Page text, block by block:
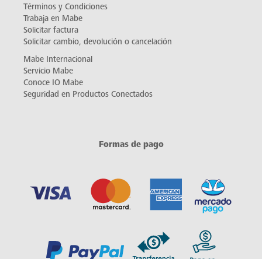
Términos y Condiciones
Trabaja en Mabe
Solicitar factura
Solicitar cambio, devolución o cancelación
Mabe Internacional
Servicio Mabe
Conoce IO Mabe
Seguridad en Productos Conectados
Formas de pago